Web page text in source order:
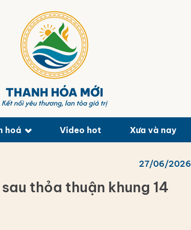
hoá Video hot Xưa và nay
27/06/2026
thỏa thuận khung 14